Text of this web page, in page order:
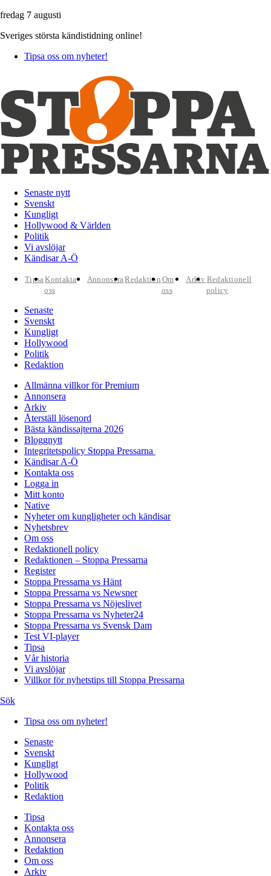
fredag 7 augusti
Sveriges största kändistidning online!
Tipsa oss om nyheter!
Senaste nytt
Svenskt
Kungligt
Hollywood & Världen
Politik
Vi avslöjar
Kändisar A-Ö
TipsaKontakta
oss
AnnonseraRedaktion Om
oss
Arkiv Redaktionell
policy
Senaste
Svenskt
Kungligt
Hollywood
Politik
Redaktion
Allmänna villkor för Premium
Annonsera
Arkiv
Återställ lösenord
Bästa kändissajterna 2026
Bloggnytt
Integritetspolicy Stoppa Pressarna
Kändisar A-Ö
Kontakta oss
Logga in
Mitt konto
Native
Nyheter om kungligheter och kändisar
Nyhetsbrev
Om oss
Redaktionell policy
Redaktionen – Stoppa Pressarna
Register
Stoppa Pressarna vs Hänt
Stoppa Pressarna vs Newsner
Stoppa Pressarna vs Nöjeslivet
Stoppa Pressarna vs Nyheter24
Stoppa Pressarna vs Svensk Dam
Test VI-player
Tipsa
Vår historia
Vi avslöjar
Villkor för nyhetstips till Stoppa Pressarna
Sök
Tipsa oss om nyheter!
Senaste
Svenskt
Kungligt
Hollywood
Politik
Redaktion
Tipsa
Kontakta oss
Annonsera
Redaktion
Om oss
Arkiv